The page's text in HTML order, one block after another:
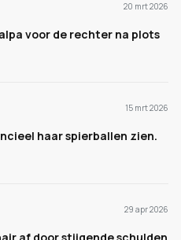
20 mrt 2026
voor de rechter na plots
15 mrt 2026
haar spierballen zien.
29 apr 2026